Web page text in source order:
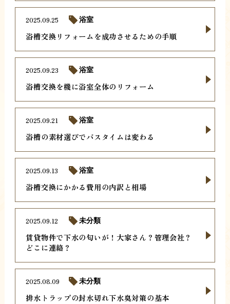
浴槽交換リフォームを成功させるための手順
2025.09.25 浴室
浴槽交換を機に浴室全体のリフォーム
2025.09.23 浴室
浴槽の素材選びでバスタイムは変わる
2025.09.21 浴室
浴槽交換にかかる費用の内訳と相場
2025.09.13 浴室
賃貸物件で下水の匂いが！大家さん？管理会社？
どこに連絡？
2025.09.12 未分類
排水トラップの封水切れ下水臭対策の基本
2025.08.09 未分類